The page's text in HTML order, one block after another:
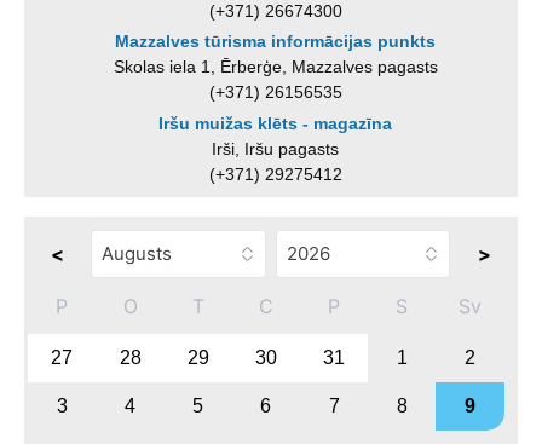
(+371) 26674300
Mazzalves tūrisma informācijas punkts
Skolas iela 1, Ērberģe, Mazzalves pagasts
(+371) 26156535
Iršu muižas klēts - magazīna
Irši, Iršu pagasts
(+371) 29275412
< >
P O T C P S Sv
27 28 29 30 31 1 2
3 4 5 6 7 8 9